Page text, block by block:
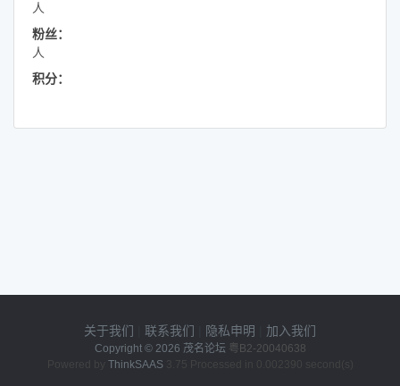
人
粉丝：
人
积分：
关于我们 联系我们 隐私申明 加入我们
Copyright © 2026 茂名论坛 粤B2-20040638
Powered by ThinkSAAS3.75 Processed in 0.002390 second(s)